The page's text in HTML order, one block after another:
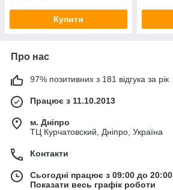
Купити
Про нас
97% позитивних з 181 відгука за рік
Працює з 11.10.2013
м. Дніпро
ТЦ Курчатовский, Дніпро, Україна
Контакти
Сьогодні працює з 09:00 до 20:00
Показати весь графік роботи